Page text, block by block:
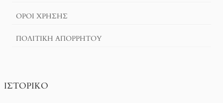
ΌΡΟΙ ΧΡΗΣΗΣ
ΠΟΛΙΤΙΚΉ ΑΠΟΡΡΉΤΟΥ
ΙΣΤΟΡΙΚΌ